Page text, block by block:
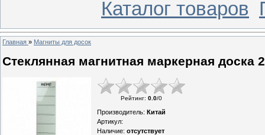
Каталог товаров
Главная » Магниты для досок
Стеклянная магнитная маркерная доска
Рейтинг: 0.0/0
Производитель: Китай
Артикул:
Наличие: отсутствует